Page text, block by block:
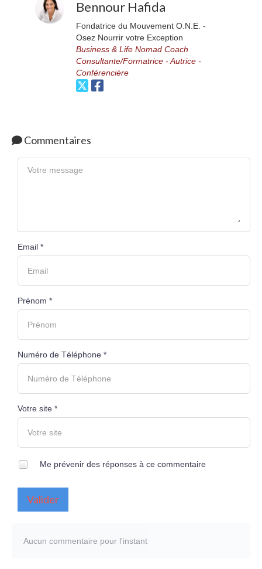
Bennour Hafida
Fondatrice du Mouvement O.N.E. -
Osez Nourrir votre Exception
Business & Life Nomad Coach
Consultante/Formatrice - Autrice -
Conférencière
Commentaires
Email *
Prénom *
Numéro de Téléphone *
Votre site *
Me prévenir des réponses à ce commentaire
Valider
Aucun commentaire pour l'instant